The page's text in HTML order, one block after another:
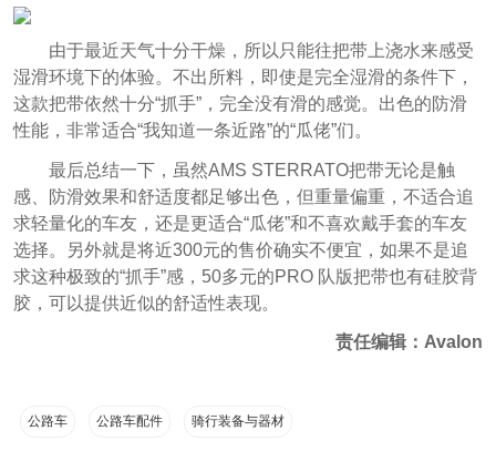
由于最近天气十分干燥，所以只能往把带上浇水来感受
湿滑环境下的体验。不出所料，即使是完全湿滑的条件下，
这款把带依然十分“抓手”，完全没有滑的感觉。出色的防滑
性能，非常适合“我知道一条近路”的“瓜佬”们。
最后总结一下，虽然AMS STERRATO把带无论是触
感、防滑效果和舒适度都足够出色，但重量偏重，不适合追
求轻量化的车友，还是更适合“瓜佬”和不喜欢戴手套的车友
选择。另外就是将近300元的售价确实不便宜，如果不是追
求这种极致的“抓手”感，50多元的PRO 队版把带也有硅胶背
胶，可以提供近似的舒适性表现。
责任编辑：Avalon
公路车 公路车配件 骑行装备与器材